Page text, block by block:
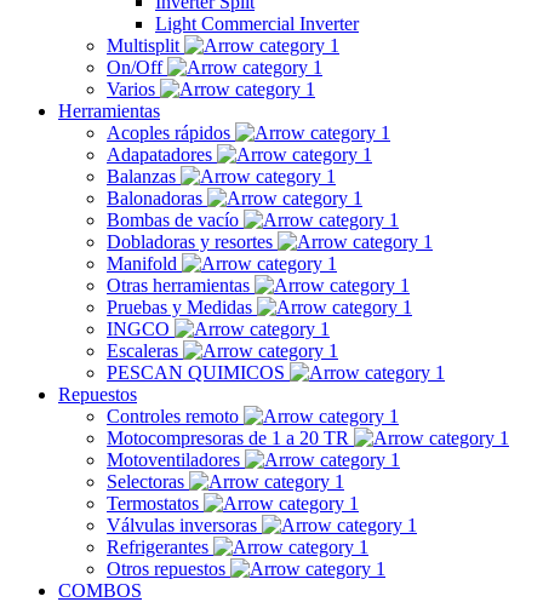
Light Commercial Inverter
Multisplit
On/Off
Varios
Herramientas
Acoples rápidos
Adapatadores
Balanzas
Balonadoras
Bombas de vacío
Dobladoras y resortes
Manifold
Otras herramientas
Pruebas y Medidas
INGCO
Escaleras
PESCAN QUIMICOS
Repuestos
Controles remoto
Motocompresoras de 1 a 20 TR
Motoventiladores
Selectoras
Termostatos
Válvulas inversoras
Refrigerantes
Otros repuestos
COMBOS